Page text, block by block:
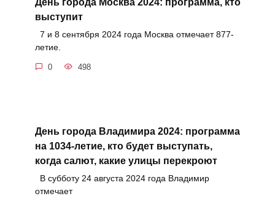
выступит
7 и 8 сентября 2024 года Москва отмечает 877-
летие.
0 498
День города Владимира 2024: программа
на 1034-летие, кто будет выступать,
когда салют, какие улицы перекроют
В субботу 24 августа 2024 года Владимир
отмечает